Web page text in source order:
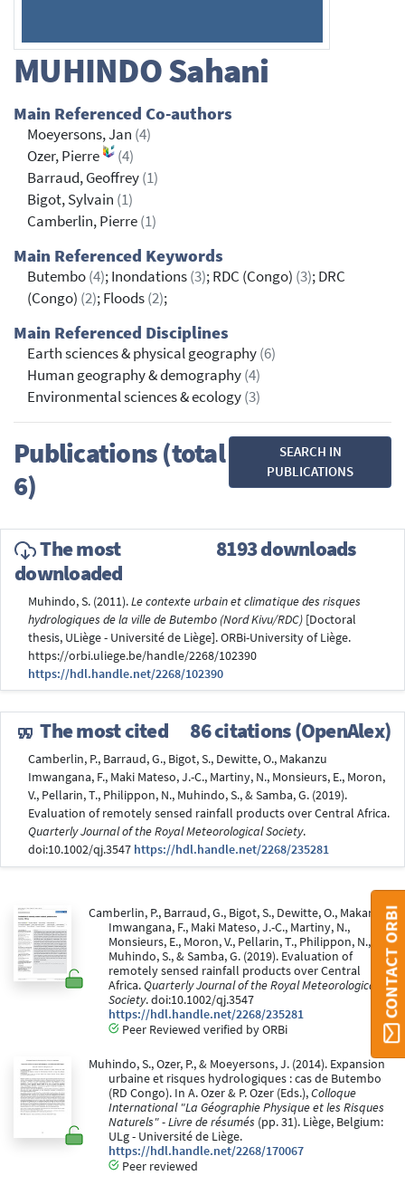
MUHINDOSahani
Main Referenced Co-authors
Moeyersons, Jan (4)
Ozer, Pierre
(4)
Barraud, Geoffrey(1)
Bigot, Sylvain (1)
Camberlin, Pierre(1)
Main Referenced Keywords
Butembo(4); Inondations(3); RDC (Congo) (3); DRC
(Congo) (2); Floods(2);
Main Referenced Disciplines
Earth sciences & physical geography(6)
Human geography & demography(4)
Environmental sciences & ecology(3)
Publications (total
6)
SEARCH IN
PUBLICATIONS
The most
downloaded
8193 downloads
Muhindo, S. (2011).Le contexte urbain et climatique des risques
hydrologiques de la ville de Butembo (Nord Kivu/RDC) [Doctoral
thesis, ULiège - Université de Liège]. ORBi-University of Liège.
https://orbi.uliege.be/handle/2268/102390
https://hdl.handle.net/2268/102390
The most cited 86 citations (OpenAlex)
Camberlin, P., Barraud, G., Bigot, S., Dewitte, O., Makanzu
Imwangana, F., Maki Mateso, J.-C., Martiny, N., Monsieurs, E., Moron,
V., Pellarin, T., Philippon, N., Muhindo, S., & Samba, G. (2019).
Evaluation of remotely sensed rainfall products over Central Africa.
Quarterly Journal of the Royal Meteorological Society.
doi:10.1002/qj.3547 https://hdl.handle.net/2268/235281
Camberlin, P., Barraud, G., Bigot, S., Dewitte, O., Makanzu
Imwangana, F., Maki Mateso, J.-C., Martiny, N.,
Monsieurs, E., Moron, V., Pellarin, T., Philippon, N.,
Muhindo, S., & Samba, G. (2019). Evaluation of
remotely sensed rainfall products over Central
Africa.Quarterly Journal of the Royal Meteorological
Society. doi:10.1002/qj.3547
https://hdl.handle.net/2268/235281
Peer Reviewed verified by ORBi
Muhindo, S., Ozer, P., & Moeyersons, J. (2014). Expansion
urbaine et risques hydrologiques : cas de Butembo
(RD Congo). In A. Ozer & P. Ozer (Eds.),Colloque
International "La Géographie Physique et les Risques
Naturels" - Livre de résumés (pp. 31). Liège, Belgium:
ULg - Université de Liège.
https://hdl.handle.net/2268/170067
Peer reviewed
CONTACT ORBI